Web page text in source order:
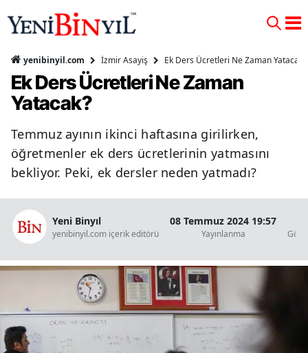
yenibinyil.com İzmir Asayiş Ek Ders Ücretleri Ne Zaman Yatacak?
Ek Ders Ücretleri Ne Zaman
Yatacak?
Temmuz ayının ikinci haftasına girilirken,
öğretmenler ek ders ücretlerinin yatmasını
bekliyor. Peki, ek dersler neden yatmadı?
Yeni Binyıl
yenibinyil.com içerik editörü
08 Temmuz 2024 19:57
Yayınlanma